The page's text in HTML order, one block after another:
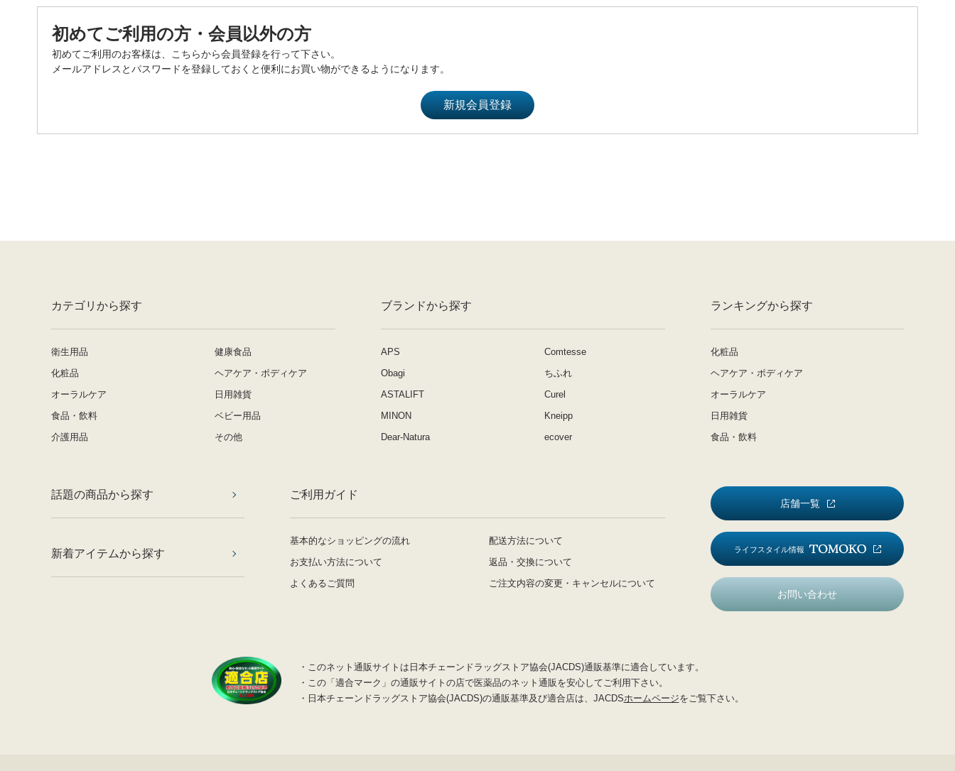
初めてご利用の方・会員以外の方
初めてご利用のお客様は、こちらから会員登録を行って下さい。
メールアドレスとパスワードを登録しておくと便利にお買い物ができるようになります。
カテゴリから探す
衛生用品
健康食品
化粧品
ヘアケア・ボディケア
オーラルケア
日用雑貨
食品・飲料
ベビー用品
介護用品
その他
ブランドから探す
APS
Comtesse
Obagi
ちふれ
ASTALIFT
Curel
MINON
Kneipp
Dear-Natura
ecover
ランキングから探す
化粧品
ヘアケア・ボディケア
オーラルケア
日用雑貨
食品・飲料
話題の商品から探す
新着アイテムから探す
ご利用ガイド
基本的なショッピングの流れ
配送方法について
お支払い方法について
返品・交換について
よくあるご質問
ご注文内容の変更・キャンセルについて
店舗一覧
ライフスタイル情報
お問い合わせ
・このネット通販サイトは日本チェーンドラッグストア協会(JACDS)通販基準に適合しています。
・この「適合マーク」の通販サイトの店で医薬品のネット通販を安心してご利用下さい。
・日本チェーンドラッグストア協会(JACDS)の通販基準及び適合店は、JACDSホームページをご覧下さい。